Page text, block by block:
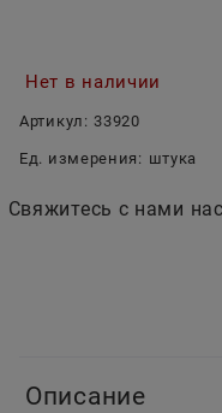
Нет в наличии
Артикул: 33920
Ед. измерения: штука
Свяжитесь с нами
Описание